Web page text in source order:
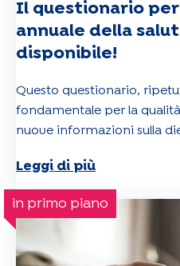
Il questionario
annuale della
disponibile!
Questo questionario,
fondamentale per la
nuove informazioni sulla
Leggi di più
in primo piano